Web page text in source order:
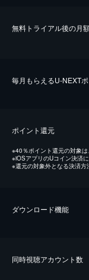
無料トライアル後の⽉
毎⽉もらえるU-NEXTポ
ポイント還元
※40％ポイント還元の対象
※iOSアプリのUコイン決済
※還元の対象外となる決済
ダウンロード機能
同時視聴アカウント数